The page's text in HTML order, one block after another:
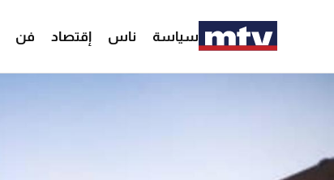
سياسة ناس إقتصاد فن